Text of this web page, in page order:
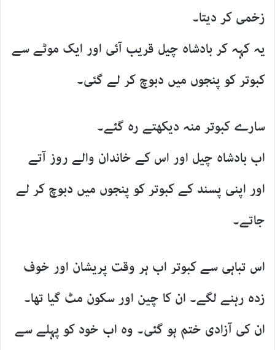
زخمی کر دیتا۔
یہ کہہ کر بادشاہ چیل قریب آئی اور ایک موٹے سے
کبوتر کو پنجوں میں دبوچ کر لے گئی۔
سارے کبوتر منہ دیکھتے رہ گئے۔
اب بادشاہ چیل اور اس کے خاندان والے روز آتے
اور اپنی پسند کے کبوتر کو پنجوں میں دبوچ کر لے
جاتے۔
اس تباہی سے کبوتر اب ہر وقت پریشان اور خوف
زدہ رہنے لگے۔ ان کا چین اور سکون مٹ گیا تھا۔
ان کی آزادی ختم ہو گئی۔ وہ اب خود کو پہلے سے